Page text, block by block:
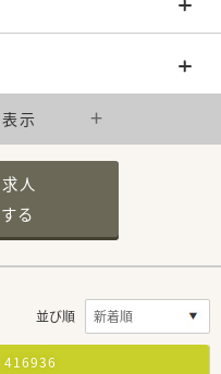
示
人
る
並び順
416936